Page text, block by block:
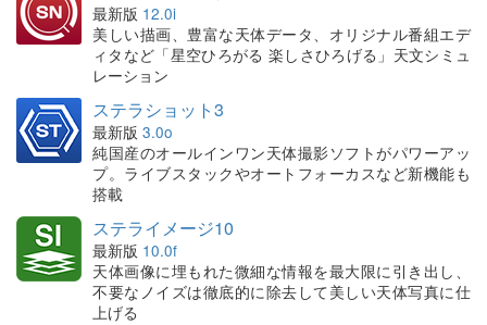
最新版 12.0i
美しい描画、豊富な天体データ、オリジナル番組エデ
ィタなど「星空ひろがる 楽しさひろげる」天文シミュ
レーション
ステラショット3
最新版 3.0o
純国産のオールインワン天体撮影ソフトがパワーアッ
プ。ライブスタックやオートフォーカスなど新機能も
搭載
ステライメージ10
最新版 10.0f
天体画像に埋もれた微細な情報を最大限に引き出し、
不要なノイズは徹底的に除去して美しい天体写真に仕
上げる